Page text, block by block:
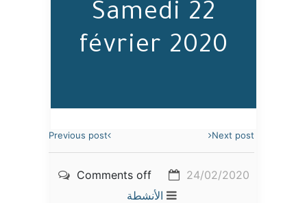
Samedi 22
février 2020
Previous post Next post
24/02/2020
Comments off
الأنشطة